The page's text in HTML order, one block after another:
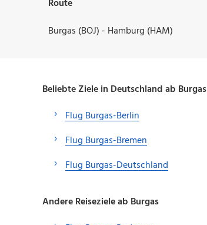
Route
Burgas (BOJ) - Hamburg (HAM)
Beliebte Ziele in Deutschland ab Burgas
Flug Burgas-Berlin
Flug Burgas-Bremen
Flug Burgas-Deutschland
Andere Reiseziele ab Burgas